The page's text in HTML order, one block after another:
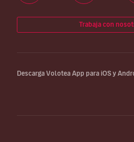
Trabaja con
Descarga Volotea App para iOS y